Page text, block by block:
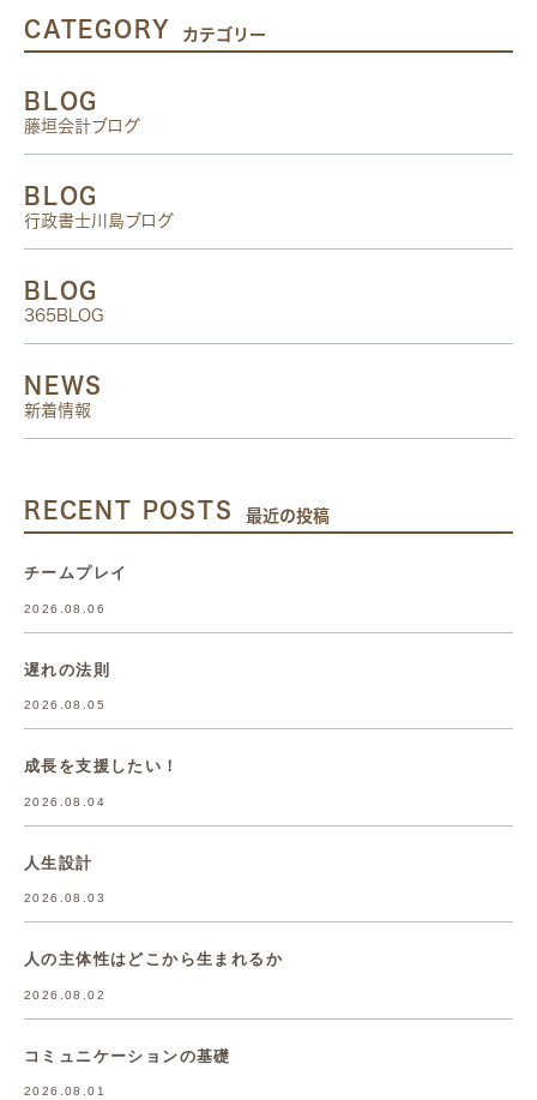
CATEGORY カテゴリー
BLOG
藤垣会計ブログ
BLOG
行政書士川島ブログ
BLOG
365BLOG
NEWS
新着情報
RECENT POSTS 最近の投稿
チームプレイ
2026.08.06
遅れの法則
2026.08.05
成長を支援したい！
2026.08.04
人生設計
2026.08.03
人の主体性はどこから生まれるか
2026.08.02
コミュニケーションの基礎
2026.08.01